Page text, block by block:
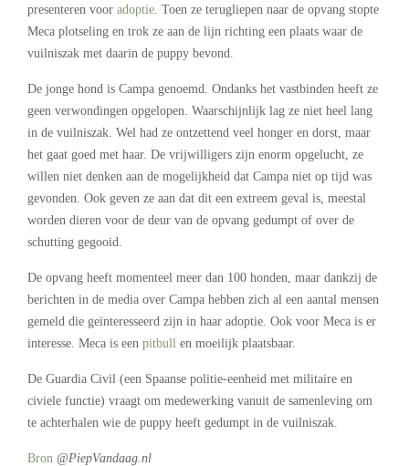
presenteren voor adoptie . Toen ze terugliepen naar de opvang stopte
Meca plotseling en trok ze aan de lijn richting een plaats waar de
vuilniszak met daarin de puppy bevond.
De jonge hond is Campa genoemd. Ondanks het vastbinden heeft ze
geen verwondingen opgelopen. Waarschijnlijk lag ze niet heel lang
in de vuilniszak. Wel had ze ontzettend veel honger en dorst, maar
het gaat goed met haar. De vrijwilligers zijn enorm opgelucht, ze
willen niet denken aan de mogelijkheid dat Campa niet op tijd was
gevonden. Ook geven ze aan dat dit een extreem geval is, meestal
worden dieren voor de deur van de opvang gedumpt of over de
schutting gegooid.
De opvang heeft momenteel meer dan 100 honden, maar dankzij de
berichten in de media over Campa hebben zich al een aantal mensen
gemeld die geïnteresseerd zijn in haar adoptie. Ook voor Meca is er
interesse. Meca is een pitbull en moeilijk plaatsbaar.
De Guardia Civil (een Spaanse politie-eenheid met militaire en
civiele functie) vraagt om medewerking vanuit de samenleving om
te achterhalen wie de puppy heeft gedumpt in de vuilniszak.
Bron @PiepVandaag.nl